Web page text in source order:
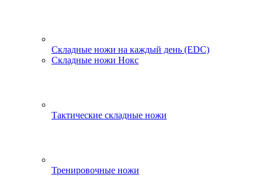
Складные ножи на каждый день (EDC)
Складные ножи Нокс
Тактические складные ножи
Тренировочные ножи